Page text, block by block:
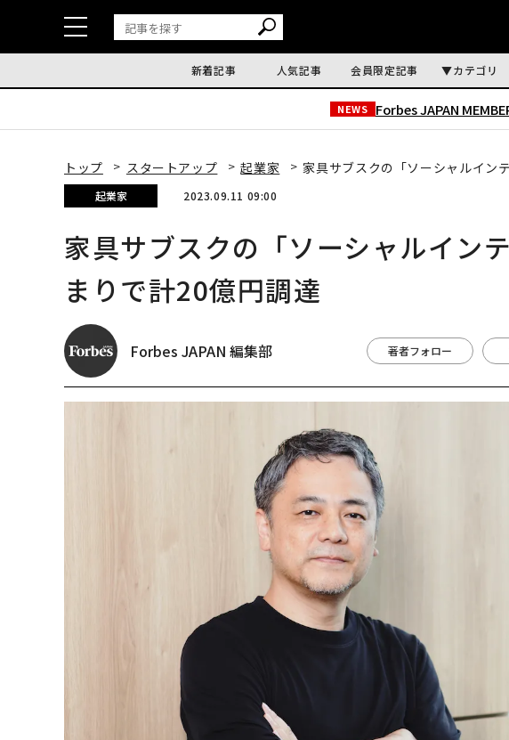
新着記事 人気記事 会員限定記事 カテゴリ
NEWS Forbes JAPAN
トップ スタートアップ 起業家 家具サブスクの「ソーシャルイン
起業家 2023.09.11 09:00
家具サブスクの「ソーシャルイン
まりで計20億円調達
Forbes JAPAN 編集部 著者フォロー